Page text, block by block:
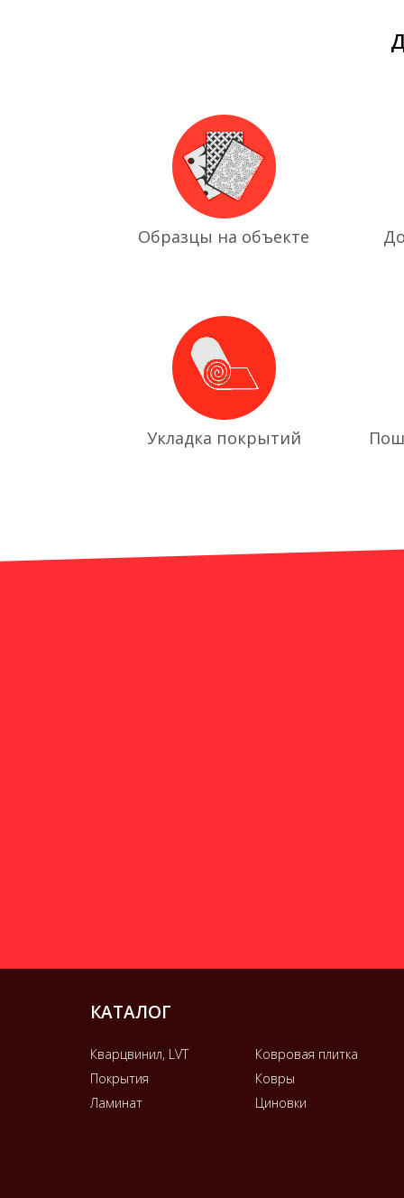
Образцы на объекте
Укладка покрытий
КАТАЛОГ
Кварцвинил, LVT
Ковровая плитка
Покрытия
Ковры
Ламинат
Циновки